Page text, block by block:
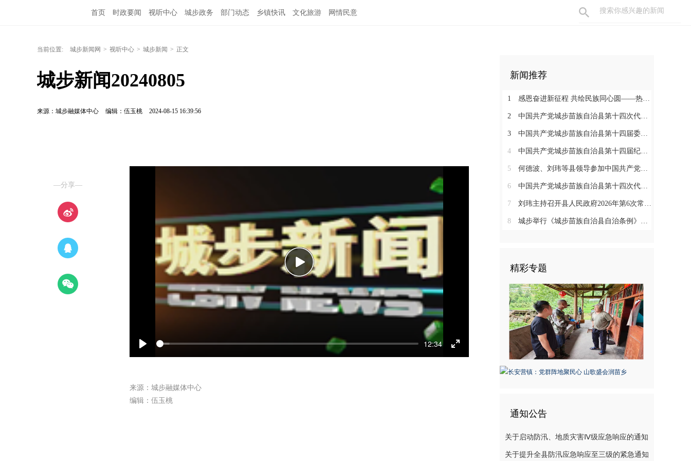
首页 时政要闻 视听中心 城步政务 部门动态 乡镇快讯 文化旅游 网情民意
当前位置: 城步新闻网 > 视听中心 > 城步新闻 > 正文
城步新闻20240805
来源：城步融媒体中心 编辑：伍玉桃 2024-08-15 16:39:56
—分享—
Play
12:34
Enter
Play
来源：城步融媒体中心
编辑：伍玉桃
新闻推荐
1 感恩奋进新征程 共绘民族同心圆——热烈庆祝城步苗族自治县成立70周年
2 中国共产党城步苗族自治县第十四次代表大会胜利闭幕
3 中国共产党城步苗族自治县第十四届委员会举行第一次全体会议
4 中国共产党城步苗族自治县第十四届纪律检查委员会召开第一次全体会议
5 何德波、刘玮等县领导参加中国共产党城步苗族自治县第十四次代表大会代表团讨论
6 中国共产党城步苗族自治县第十四次代表大会开幕
7 刘玮主持召开县人民政府2026年第6次常务会议
8 城步举行《城步苗族自治县自治条例》颁布实施启动仪式
精彩专题
通知公告
关于启动防汛、地质灾害Ⅳ级应急响应的通知
关于提升全县防汛应急响应至三级的紧急通知